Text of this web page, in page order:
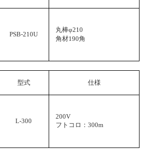
PSB-210U
丸棒φ210
角材190角
型式 仕様
L-300
200V
フトコロ：300m